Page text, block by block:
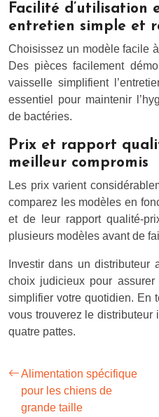
Facilité d’utilisation
entretien simple et
Choisissez un modèle facile
Des pièces facilement
vaisselle simplifient
essentiel pour maintenir
de bactéries.
Prix et rapport
meilleur compromis
Les prix varient
comparez les modèles en
et de leur rapport qualité-
plusieurs modèles avant de
Investir dans un distributeur
choix judicieux pour
simplifier votre quotidien. En
vous trouverez le distributeur
quatre pattes.
Alimentation spécifique
pour les chiens de
grande taille